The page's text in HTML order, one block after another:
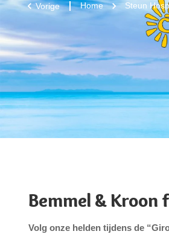
Vorige Home Steun
Bemmel &
Volg onze helden tijdens de